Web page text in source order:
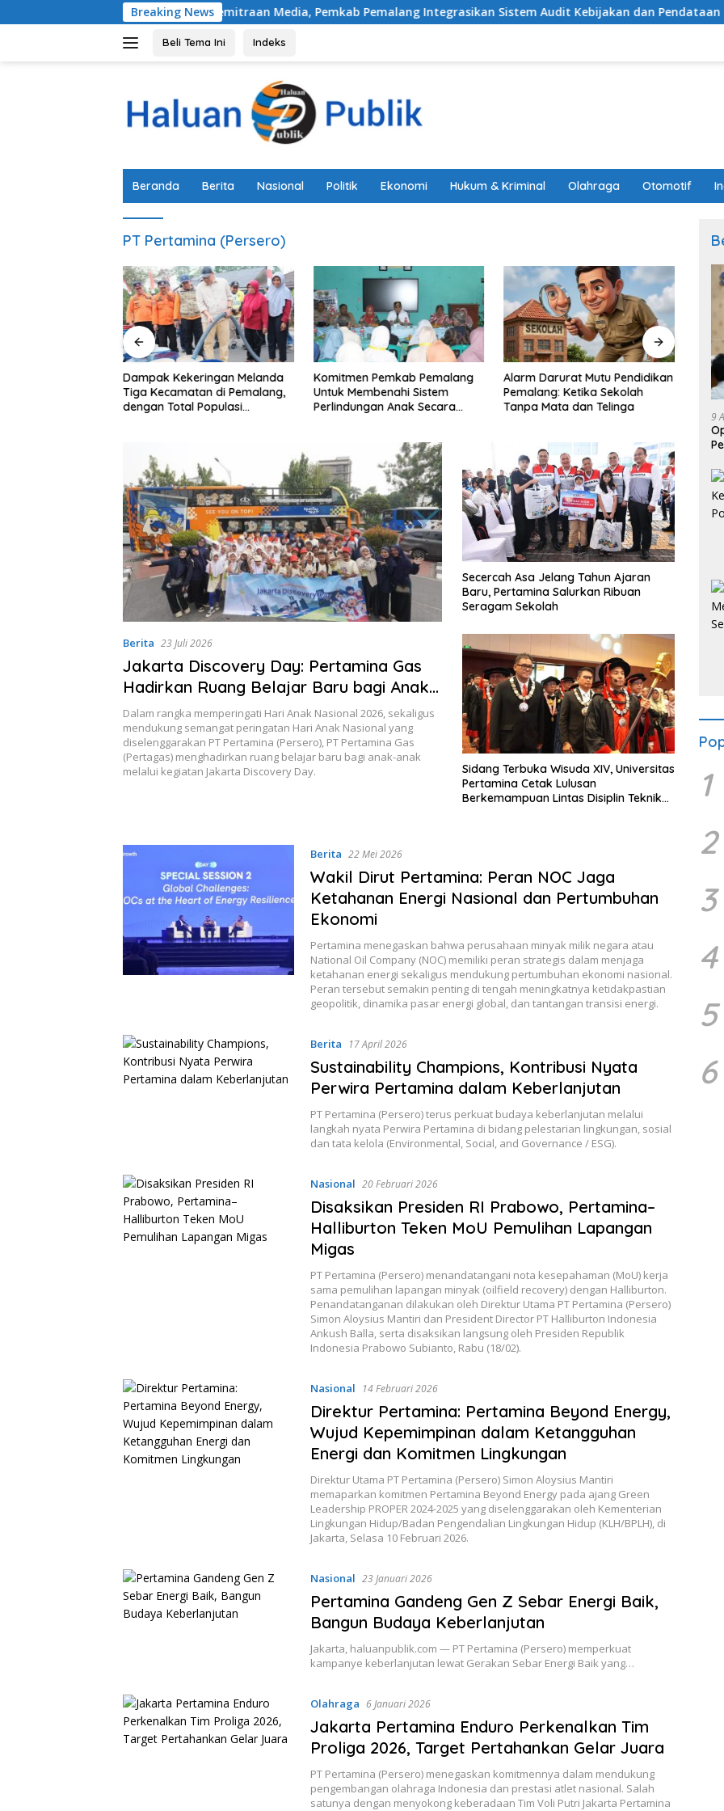
ke
Breaking News
Akuntabilitas Kemitraan Media, Pemkab Pemalang Integrasikan Sistem Audit Kebijakan dan Pendataan Regulatif
Beli Tema Ini Indeks
Beranda Berita Nasional Politik Ekonomi Hukum & Kriminal Olahraga Otomotif
PT Pertamina (Persero)
Dampak Kekeringan Melanda
Tiga Kecamatan di Pemalang,
dengan Total Populasi
Komitmen Pemkab Pemalang
Untuk Membenahi Sistem
Perlindungan Anak Secara
Alarm Darurat Mutu Pendidikan
Pemalang: Ketika Sekolah
Tanpa Mata dan Telinga
Berita 23 Juli 2026
Jakarta Discovery Day: Pertamina Gas
Hadirkan Ruang Belajar Baru bagi Anak
di Hari Anak Nasional 2026
Dalam rangka memperingati Hari Anak Nasional 2026, sekaligus
mendukung semangat peringatan Hari Anak Nasional yang
diselenggarakan PT Pertamina (Persero), PT Pertamina Gas
(Pertagas) menghadirkan ruang belajar baru bagi anak-anak
melalui kegiatan Jakarta Discovery Day.
Secercah Asa Jelang Tahun Ajaran
Baru, Pertamina Salurkan Ribuan
Seragam Sekolah
Sidang Terbuka Wisuda XIV, Universitas
Pertamina Cetak Lulusan
Berkemampuan Lintas Disiplin Teknik
Berita 22 Mei 2026
Wakil Dirut Pertamina: Peran NOC Jaga
Ketahanan Energi Nasional dan Pertumbuhan
Ekonomi
Pertamina menegaskan bahwa perusahaan minyak milik negara atau
National Oil Company (NOC) memiliki peran strategis dalam menjaga
ketahanan energi sekaligus mendukung pertumbuhan ekonomi nasional.
Peran tersebut semakin penting di tengah meningkatnya ketidakpastian
geopolitik, dinamika pasar energi global, dan tantangan transisi energi.
Berita 17 April 2026
Sustainability Champions, Kontribusi Nyata
Perwira Pertamina dalam Keberlanjutan
PT Pertamina (Persero) terus perkuat budaya keberlanjutan melalui
langkah nyata Perwira Pertamina di bidang pelestarian lingkungan, sosial
dan tata kelola (Environmental, Social, and Governance / ESG).
Nasional 20 Februari 2026
Disaksikan Presiden RI Prabowo, Pertamina–
Halliburton Teken MoU Pemulihan Lapangan
Migas
PT Pertamina (Persero) menandatangani nota kesepahaman (MoU) kerja
sama pemulihan lapangan minyak (oilfield recovery) dengan Halliburton.
Penandatanganan dilakukan oleh Direktur Utama PT Pertamina (Persero)
Simon Aloysius Mantiri dan President Director PT Halliburton Indonesia
Ankush Balla, serta disaksikan langsung oleh Presiden Republik
Indonesia Prabowo Subianto, Rabu (18/02).
Nasional 14 Februari 2026
Direktur Pertamina: Pertamina Beyond Energy,
Wujud Kepemimpinan dalam Ketangguhan
Energi dan Komitmen Lingkungan
Direktur Utama PT Pertamina (Persero) Simon Aloysius Mantiri
memaparkan komitmen Pertamina Beyond Energy pada ajang Green
Leadership PROPER 2024-2025 yang diselenggarakan oleh Kementerian
Lingkungan Hidup/Badan Pengendalian Lingkungan Hidup (KLH/BPLH), di
Jakarta, Selasa 10 Februari 2026.
Nasional 23 Januari 2026
Pertamina Gandeng Gen Z Sebar Energi Baik,
Bangun Budaya Keberlanjutan
Jakarta, haluanpublik.com — PT Pertamina (Persero) memperkuat
kampanye keberlanjutan lewat Gerakan Sebar Energi Baik yang…
Olahraga 6 Januari 2026
Jakarta Pertamina Enduro Perkenalkan Tim
Proliga 2026, Target Pertahankan Gelar Juara
PT Pertamina (Persero) menegaskan komitmennya dalam mendukung
pengembangan olahraga Indonesia dan prestasi atlet nasional. Salah
satunya dengan menyokong keberadaan Tim Voli Putri Jakarta Pertamina
9
1
2
3
4
5
6